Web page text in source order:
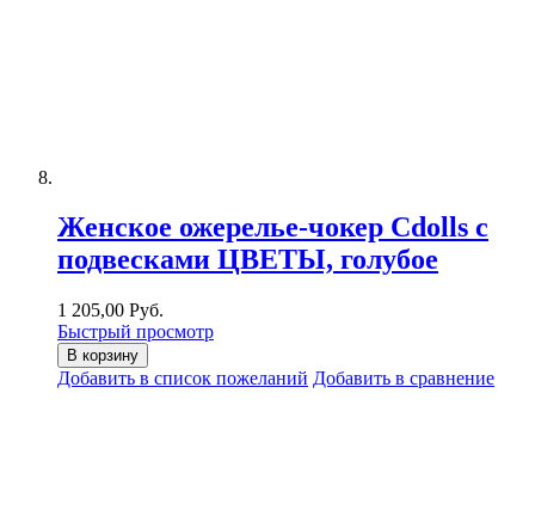
Женское ожерелье-чокер Cdolls с
подвесками ЦВЕТЫ, голубое
1 205,00 Руб.
Быстрый просмотр
В корзину
Добавить в список пожеланий Добавить в сравнение